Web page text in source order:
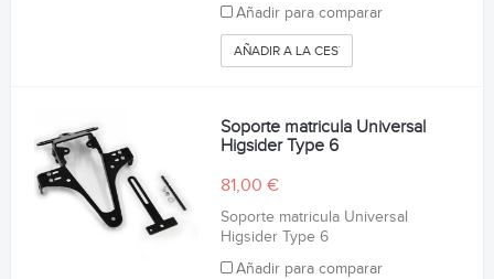
Añadir para comparar
AÑADIR A LA CESTA
Soporte matricula Universal
Higsider Type 6
81,00 €
Soporte matricula Universal
Higsider Type 6
Añadir para comparar